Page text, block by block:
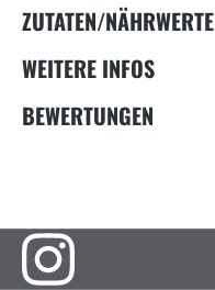
ZUTATEN/NÄHRWERTE
WEITERE INFOS
BEWERTUNGEN